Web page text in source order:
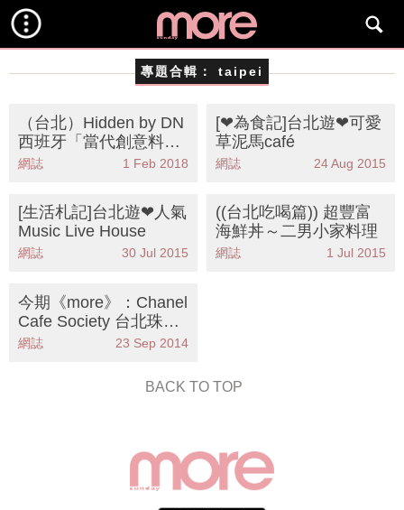
專題合輯： taipei
（台北）Hidden by DN
西班牙「當代創意料
理」
網誌 1 Feb 2018
[❤為食記]台北遊❤可愛
草泥馬café
網誌 24 Aug 2015
[生活札記]台北遊❤人氣
Music Live House
網誌 30 Jul 2015
((台北吃喝篇)) 超豐富
海鮮丼～二男小家料理
網誌 1 Jul 2015
今期《more》：Chanel
Cafe Society 台北珠寶
展 (有片)
網誌 23 Sep 2014
BACK TO TOP